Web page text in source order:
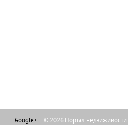
Google+ © 2026 Портал недвижимости